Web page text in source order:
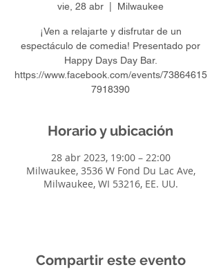
vie, 28 abr Milwaukee
¡Ven a relajarte y disfrutar de un
espectáculo de comedia! Presentado por
Happy Days Day Bar.
https://www.facebook.com/events/73864615
7918390
Horario y ubicación
28 abr 2023, 19:00 – 22:00
Milwaukee, 3536 W Fond Du Lac Ave,
Milwaukee, WI 53216, EE. UU.
Compartir este evento